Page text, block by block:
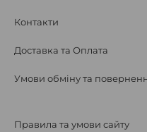
Контакти
Доставка та Оплата
Умови обміну та
Правила та умови сайту